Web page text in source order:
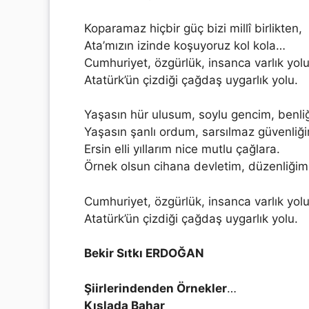
Koparamaz hiçbir güç bizi millî birlikten,
Ata’mızın izinde koşuyoruz kol kola…
Cumhuriyet, özgürlük, insanca varlık
Atatürk’ün çizdiği çağdaş uygarlık yolu.
Yaşasın hür ulusum, soylu gencim,
Yaşasın şanlı ordum, sarsılmaz
Ersin elli yıllarım nice mutlu çağlara.
Örnek olsun cihana devletim,
Cumhuriyet, özgürlük, insanca varlık
Atatürk’ün çizdiği çağdaş uygarlık yolu.
Bekir Sıtkı ERDOĞAN
Şiirlerindenden Örnekler…
Kışlada Bahar